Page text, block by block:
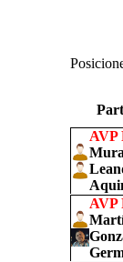
AVP
AVP